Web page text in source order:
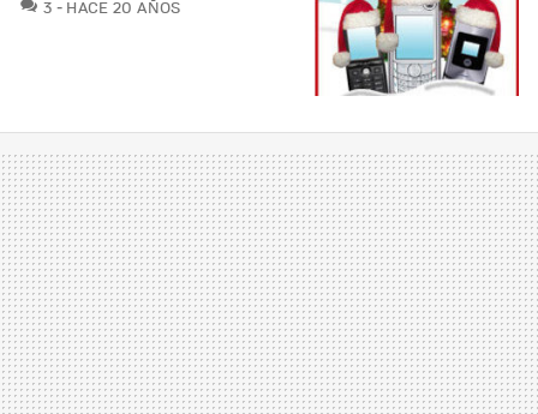
3 HACE 20 AÑOS